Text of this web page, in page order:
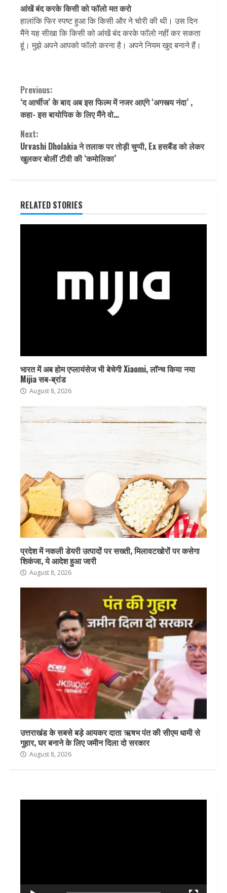
आंखें बंद करके किसी को फॉलो मत करो
हालांकि फिर स्पष्ट हुआ कि किसी और ने चोरी की थी। उस दिन
मैंने यह सीखा कि किसी को आंखें बंद करके फॉलो नहीं कर सकता
हूं। मुझे अपने आपको फॉलो करना है। अपने नियम खुद बनाने हैं।
Continue
Reading
Previous:
‘द आर्चीज’ के बाद अब इस फिल्म में नजर आएंगे ‘अगस्त्य नंदा’ ,
कहा- इस बायोपिक के लिए मैंने वो…
Next:
Urvashi Dholakia ने तलाक पर तोड़ी चुप्पी, Ex हसबैंड को लेकर
खुलकर बोलीं टीवी की ‘कमोलिका’
RELATED STORIES
भारत में अब होम एप्लायंसेज भी बेचेगी Xiaomi, लॉन्च किया नया
Mijia सब-ब्रांड
August 8, 2026
प्रदेश में नकली डेयरी उत्पादों पर सख्ती, मिलावटखोरों पर कसेगा
शिकंजा, ये आदेश हुआ जारी
August 8, 2026
उत्तराखंड के सबसे बड़े आयकर दाता ऋषभ पंत की सीएम धामी से
गुहार, घर बनाने के लिए जमीन दिला दो सरकार
August 8, 2026